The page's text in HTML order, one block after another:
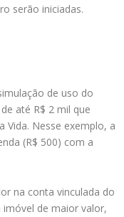
serão iniciadas.
de uso do
até R$ 2 mil que
Vida. Nesse exemplo, a
(R$ 500) com a
na conta vinculada do
imóvel de maior valor,